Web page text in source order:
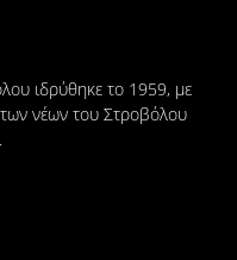
ιδρύθηκε το 1959, με
νέων του Στροβόλου